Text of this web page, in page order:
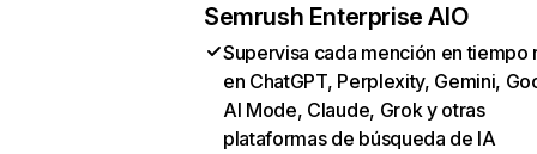
Semrush Enterprise AIO
Supervisa cada mención en tiempo
en ChatGPT, Perplexity, Gemini,
AI Mode, Claude, Grok y otras
plataformas de búsqueda de IA